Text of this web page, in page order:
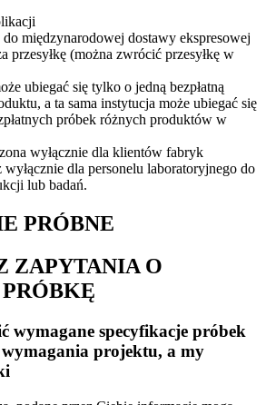
międzynarodowej dostawy ekspresowej
przesyłkę (można zwrócić przesyłkę w
ubiegać się tylko o jedną bezpłatną
a ta sama instytucja może ubiegać się
próbek różnych produktów w
wyłącznie dla klientów fabryk
dla personelu laboratoryjnego do
lub badań.
PRÓBNE
ZAPYTANIA O
wymagane specyfikacje próbek
projektu, a my